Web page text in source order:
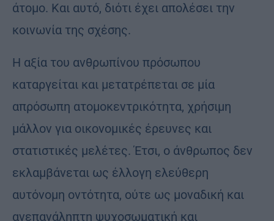
άτομο. Και αυτό, διότι έχει απολέσει την
κοινωνία της σχέσης.
Η αξία του ανθρωπίνου πρόσωπου
καταργείται και μετατρέπεται σε μία
απρόσωπη ατομοκεντρικότητα, χρήσιμη
μάλλον για οικονομικές έρευνες και
στατιστικές μελέτες. Έτσι, ο άνθρωπος δεν
εκλαμβάνεται ως έλλογη ελεύθερη
αυτόνομη οντότητα, ούτε ως μοναδική και
ανεπανάληπτη ψυχοσωματική και